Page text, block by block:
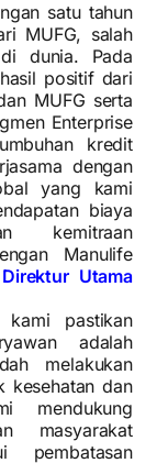
satu tahun
MUFG, salah
dunia. Pada
positif dari
MUFG serta
Enterprise
kredit
dengan
yang kami
biaya
kemitraan
Manulife
Utama
kami pastikan
adalah
melakukan
kesehatan dan
mendukung
masyarakat
pembatasan